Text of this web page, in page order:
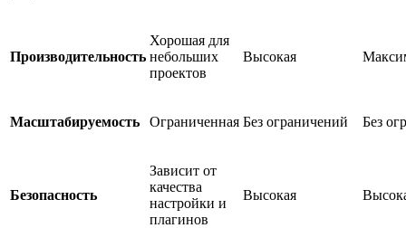
Производительность
Хорошая для
небольших
проектов
Высокая
Масштабируемость Ограниченная Без ограничений Без
Безопасность
Зависит от
качества
настройки и
плагинов
Высокая